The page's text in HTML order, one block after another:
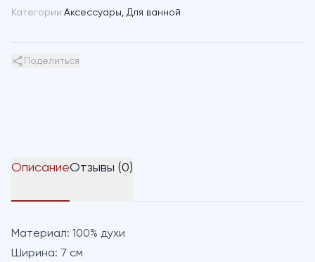
Категории:Аксессуары, Для ванной
Поделиться
ОписаниеОтзывы (0)
Материал: 100% духи
Ширина: 7 см